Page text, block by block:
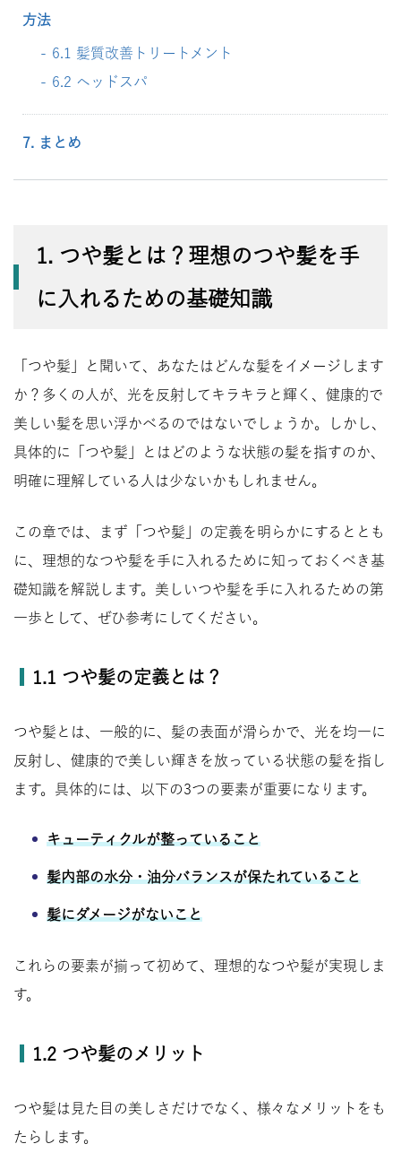
方法
6.1 髪質改善トリートメント
6.2 ヘッドスパ
7. まとめ
1. つや髪とは？理想のつや髪を手
に入れるための基礎知識
「つや髪」と聞いて、あなたはどんな髪をイメージします
か？多くの人が、光を反射してキラキラと輝く、健康的で
美しい髪を思い浮かべるのではないでしょうか。しかし、
具体的に「つや髪」とはどのような状態の髪を指すのか、
明確に理解している人は少ないかもしれません。
この章では、まず「つや髪」の定義を明らかにするととも
に、理想的なつや髪を手に入れるために知っておくべき基
礎知識を解説します。美しいつや髪を手に入れるための第
一歩として、ぜひ参考にしてください。
1.1 つや髪の定義とは？
つや髪とは、一般的に、髪の表面が滑らかで、光を均一に
反射し、健康的で美しい輝きを放っている状態の髪を指し
ます。具体的には、以下の3つの要素が重要になります。
キューティクルが整っていること
髪内部の水分・油分バランスが保たれていること
髪にダメージがないこと
これらの要素が揃って初めて、理想的なつや髪が実現しま
す。
1.2 つや髪のメリット
つや髪は見た目の美しさだけでなく、様々なメリットをも
たらします。